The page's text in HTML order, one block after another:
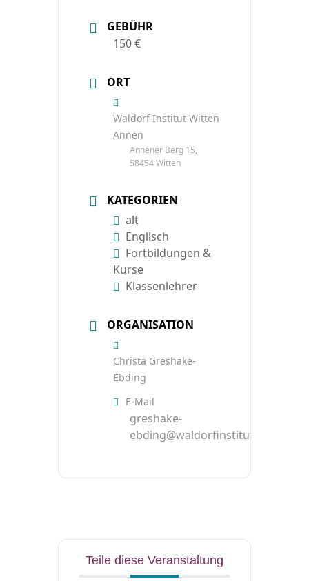
GEBÜHR
150 €
ORT
Waldorf Institut Witten
Annen
Annener Berg 15,
58454 Witten
KATEGORIEN
alt
Englisch
Fortbildungen &
Kurse
Klassenlehrer
ORGANISATION
Christa Greshake-
Ebding
E-Mail
greshake-
ebding@waldorfinstitut.de
Teile diese Veranstaltung